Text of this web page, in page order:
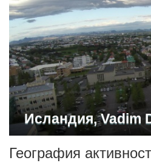
Исландия, Vadim
География